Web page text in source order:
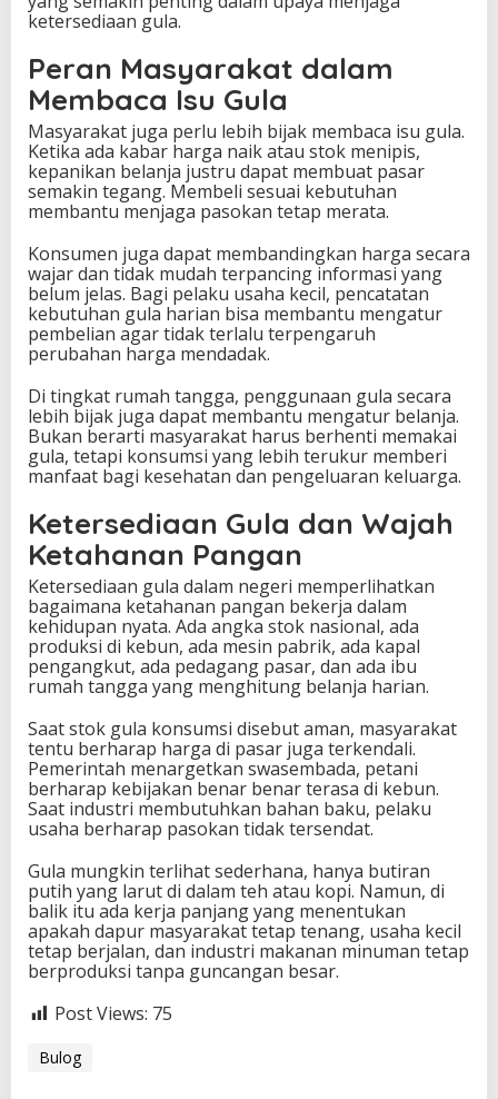
ketersediaan gula.
Peran Masyarakat dalam
Membaca Isu Gula
Masyarakat juga perlu lebih bijak membaca isu gula.
Ketika ada kabar harga naik atau stok menipis,
kepanikan belanja justru dapat membuat pasar
semakin tegang. Membeli sesuai kebutuhan
membantu menjaga pasokan tetap merata.
Konsumen juga dapat membandingkan harga secara
wajar dan tidak mudah terpancing informasi yang
belum jelas. Bagi pelaku usaha kecil, pencatatan
kebutuhan gula harian bisa membantu mengatur
pembelian agar tidak terlalu terpengaruh
perubahan harga mendadak.
Di tingkat rumah tangga, penggunaan gula secara
lebih bijak juga dapat membantu mengatur belanja.
Bukan berarti masyarakat harus berhenti memakai
gula, tetapi konsumsi yang lebih terukur memberi
manfaat bagi kesehatan dan pengeluaran keluarga.
Ketersediaan Gula dan Wajah
Ketahanan Pangan
Ketersediaan gula dalam negeri memperlihatkan
bagaimana ketahanan pangan bekerja dalam
kehidupan nyata. Ada angka stok nasional, ada
produksi di kebun, ada mesin pabrik, ada kapal
pengangkut, ada pedagang pasar, dan ada ibu
rumah tangga yang menghitung belanja harian.
Saat stok gula konsumsi disebut aman, masyarakat
tentu berharap harga di pasar juga terkendali.
Pemerintah menargetkan swasembada, petani
berharap kebijakan benar benar terasa di kebun.
Saat industri membutuhkan bahan baku, pelaku
usaha berharap pasokan tidak tersendat.
Gula mungkin terlihat sederhana, hanya butiran
putih yang larut di dalam teh atau kopi. Namun, di
balik itu ada kerja panjang yang menentukan
apakah dapur masyarakat tetap tenang, usaha kecil
tetap berjalan, dan industri makanan minuman tetap
berproduksi tanpa guncangan besar.
Post Views: 75
Bulog